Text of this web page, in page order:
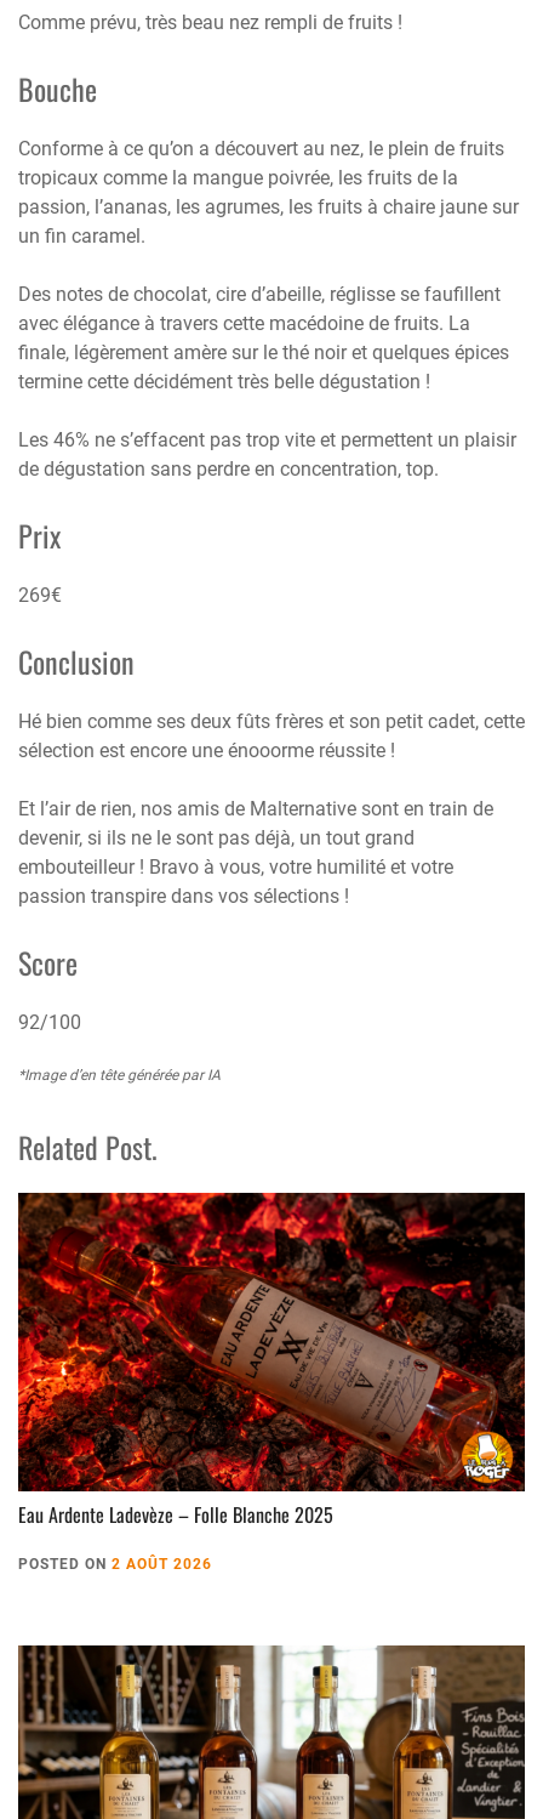
Comme prévu, très beau nez rempli de fruits !
Bouche
Conforme à ce qu’on a découvert au nez, le plein de fruits
tropicaux comme la mangue poivrée, les fruits de la
passion, l’ananas, les agrumes, les fruits à chaire jaune sur
un fin caramel.
Des notes de chocolat, cire d’abeille, réglisse se faufillent
avec élégance à travers cette macédoine de fruits. La
finale, légèrement amère sur le thé noir et quelques épices
termine cette décidément très belle dégustation !
Les 46% ne s’effacent pas trop vite et permettent un plaisir
de dégustation sans perdre en concentration, top.
Prix
269€
Conclusion
Hé bien comme ses deux fûts frères et son petit cadet, cette
sélection est encore une énooorme réussite !
Et l’air de rien, nos amis de Malternative sont en train de
devenir, si ils ne le sont pas déjà, un tout grand
embouteilleur ! Bravo à vous, votre humilité et votre
passion transpire dans vos sélections !
Score
92/100
*Image d’en tête générée par IA
Related Post.
Eau Ardente Ladevèze – Folle Blanche 2025
POSTED ON 2 AOÛT 2026